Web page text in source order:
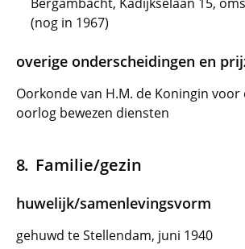
(nog in 1967)
overige onderscheidingen en
Oorkonde van H.M. de Koningin voor
oorlog bewezen diensten
Familie/gezin
huwelijk/samenlevingsvorm
gehuwd te Stellendam, juni 1940